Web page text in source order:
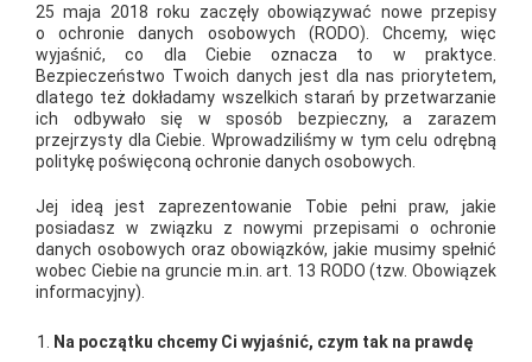
SIEĆ PSB MRÓWKA WYRÓŻNIONA
NAGRODĄ BLIX AWARDS - WYBÓR
KONSUMENTÓW 2024
W tegorocznej edycji programu BLIX AWARDS sieć PSB
konsumentów jako Innowacyjna Sieć Roku 2024 w kategorii
Dom i Ogród. To prestiżowe wyróżnienie, szczególnie w
ramach największego programu branży retailowej w Polsce, ma
głosów użytkowników aplikacji – w badaniu wzięło udział 138
25 maja 2018 roku zaczęły obowiązywać nowe przepisy
o ochronie danych osobowych (RODO). Chcemy, więc
wyjaśnić, co dla Ciebie oznacza to w praktyce.
Bezpieczeństwo Twoich danych jest dla nas priorytetem,
dlatego też dokładamy wszelkich starań by przetwarzanie
ich odbywało się w sposób bezpieczny, a zarazem
przejrzysty dla Ciebie. Wprowadziliśmy w tym celu odrębną
politykę poświęconą ochronie danych osobowych.
Jej ideą jest zaprezentowanie Tobie pełni praw, jakie
posiadasz w związku z nowymi przepisami o ochronie
danych osobowych oraz obowiązków, jakie musimy spełnić
wobec Ciebie na gruncie m.in. art. 13 RODO (tzw. Obowiązek
informacyjny).
Na początku chcemy Ci wyjaśnić, czym tak na prawdę